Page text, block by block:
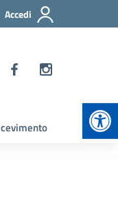
Accedi